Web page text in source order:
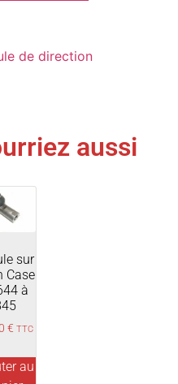
de direction
aussi
sur
Case
à
€ TTC
au